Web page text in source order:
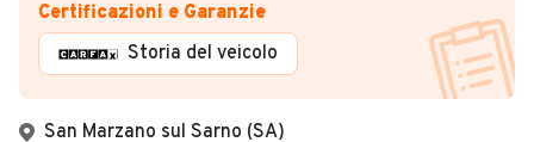
Certificazioni e Garanzie
Storia del veicolo
San Marzano sul Sarno (SA)